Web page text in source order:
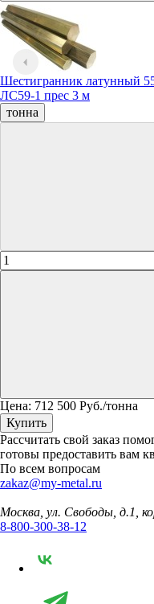
Шестигранник латунный
ЛС59-1 прес 3 м
тонна
Цена: 712 500 Руб./тонна
Купить
Рассчитать свой заказ
готовы предоставить вам
По всем вопросам
zakaz@my-metal.ru
Москва, ул. Свободы, д.1,
8-800-300-38-12